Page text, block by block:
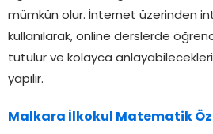
mümkün olur. İnternet üzerinden
kullanılarak, online derslerde
tutulur ve kolayca
yapılır.
Malkara İlkokul Matematik